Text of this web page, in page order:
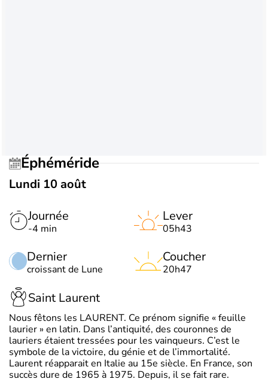
Éphéméride
Lundi 10 août
Journée
-4 min
Dernier
croissant de Lune
Lever
05h43
Coucher
20h47
Saint Laurent
Nous fêtons les LAURENT. Ce prénom signifie « feuille
laurier » en latin. Dans l’antiquité, des couronnes de
lauriers étaient tressées pour les vainqueurs. C’est le
symbole de la victoire, du génie et de l’immortalité.
Laurent réapparait en Italie au 15e siècle. En France, son
succès dure de 1965 à 1975. Depuis, il se fait rare.